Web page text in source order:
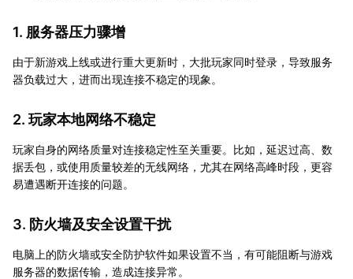
1. 服务器压力骤增
由于新游戏上线或进行重大更新时，大批玩家同时登录，导致服务
器负载过大，进而出现连接不稳定的现象。
2. 玩家本地网络不稳定
玩家自身的网络质量对连接稳定性至关重要。比如，延迟过高、数
据丢包，或使用质量较差的无线网络，尤其在网络高峰时段，更容
易遭遇断开连接的问题。
3. 防火墙及安全设置干扰
电脑上的防火墙或安全防护软件如果设置不当，有可能阻断与游戏
服务器的数据传输，造成连接异常。